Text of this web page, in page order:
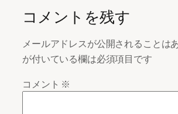
コメントを残す
メールアドレスが公開されることは
が付いている欄は必須項目です
コメント ※